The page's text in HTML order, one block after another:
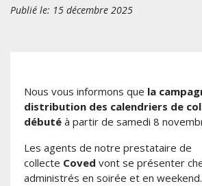
Publié le: 15 décembre 2025
Nous vous informons que la
distribution des calendriers de
débuté à partir de samedi 8
Les agents de notre prestataire de
collecte Coved vont se présenter
administrés en soirée et en weekend.